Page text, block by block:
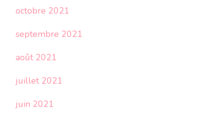
octobre 2021
septembre 2021
août 2021
juillet 2021
juin 2021